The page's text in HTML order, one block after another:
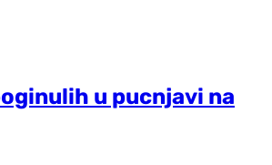
u pucnjavi na